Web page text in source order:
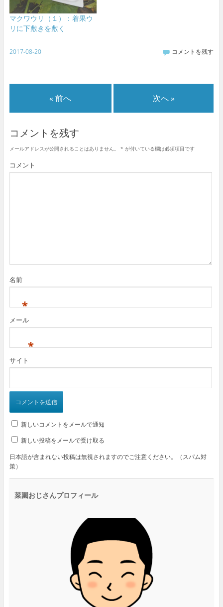
マクワウリ（１）：着果ウ
リに下敷きを敷く
2017-08-20 コメントを残す
« 前へ 次へ »
コメントを残す
メールアドレスが公開されることはありません。 * が付いている欄は必須項目です
コメント
名前
*
メール
*
サイト
新しいコメントをメールで通知
新しい投稿をメールで受け取る
日本語が含まれない投稿は無視されますのでご注意ください。（スパム対
策）
菜園おじさんプロフィール